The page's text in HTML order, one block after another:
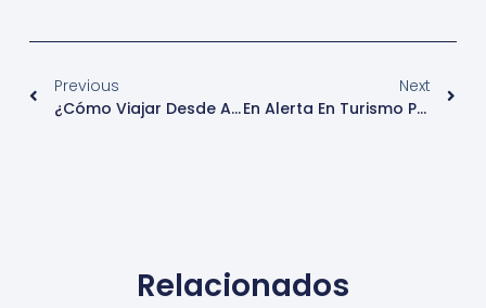
Previous
¿Cómo Viajar Desde Argentina A España?
Next
En Alerta En Turismo Por El Conflicto Entre Rusia Y Ucrania
Relacionados